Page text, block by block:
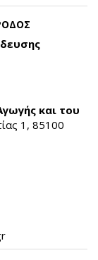
και του
1, 85100
mail)